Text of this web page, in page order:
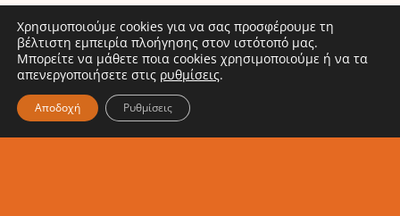
Related Posts
ΑΒ
Βασιλόπουλος:
Σταθερός
σύμμαχος
του
Χρησιμοποιούμε cookies για να σας προσφέρουμε τη
βέλτιστη εμπειρία πλοήγησης στον ιστότοπό μας.
Μπορείτε να μάθετε ποια cookies χρησιμοποιούμε ή να τα
απενεργοποιήσετε στις ρυθμίσεις.
Αποδοχή Ρυθμίσεις